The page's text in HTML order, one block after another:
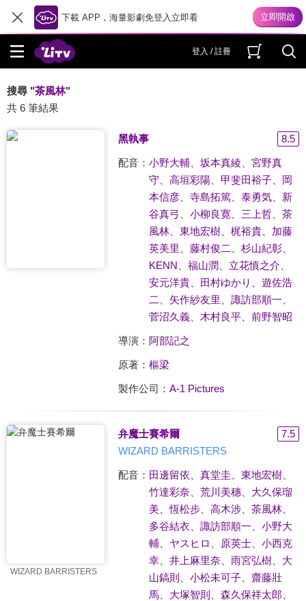
下載 APP，海量影劇免登入立即看
登入 / 註冊
搜尋 "茶風林"
共 6 筆結果
黑執事 8.5
配音： 小野大輔、 坂本真綾
宮野真
守
高垣彩陽、 甲斐田裕子、 岡
本信彦、 寺島拓篤 泰勇気、 新
谷真弓
小柳良寛 三上哲、 茶
風林、 東地宏樹、 梶裕貴、 加藤
英美里
藤村俊二 杉山紀彰、
KENN
福山潤 立花慎之介
安元洋貴、 田村ゆかり
遊佐浩
二
矢作紗友里 諏訪部順一
菅沼久義、 木村良平、 前野智昭
導演： 阿部記之
原著： 樞梁
製作公司： A-1 Pictures
WIZARD BARRISTERS
弁魔士賽希爾
7.5
WIZARD BARRISTERS
配音： 田邊留依 真堂圭 東地宏樹、
竹達彩奈
荒川美穗、 大久保瑠
美、恆松步、 高木涉、 茶風林、
多谷結衣
諏訪部順一
小野大
輔、 ヤスヒロ 原英士、 小西克
幸、 井上麻里奈 雨宮弘樹、 大
山鎬則
小松未可子、 齋藤壯
馬、 大塚智則 森久保祥太郎